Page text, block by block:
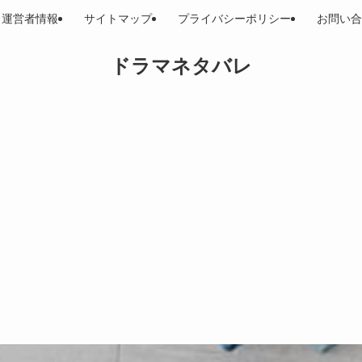
ドラマネタバレ
運営者情報 サイトマップ プライバシーポリシー お問い